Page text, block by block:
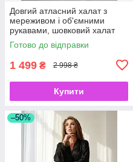
Довгий атласний халат з
мереживом і об'ємними
рукавами, шовковий халат
для невістки білий S
Готово до відправки
1 499 ₴ 2 998 ₴
Купити
–50%